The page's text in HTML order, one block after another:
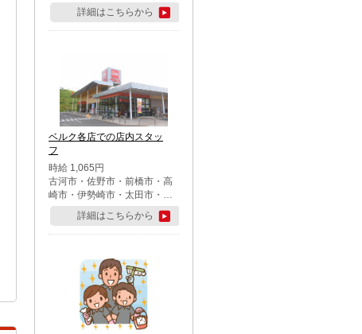
詳細はこちらから
ベルク各店での店内スタッ
フ
時給 1,065円
古河市・佐野市・前橋市・高
崎市・伊勢崎市・太田市・館
林市・藤岡市・大泉町・さい
たま市北区・川越市・熊谷
市・行田市・秩父市・所沢
市・鶴ケ島市・千葉市中央
区・市川市・松戸市・習志野
市・柏市・流山市・八千代
市・足立区・江戸川区・八王
子市・町田市
詳細はこちらから